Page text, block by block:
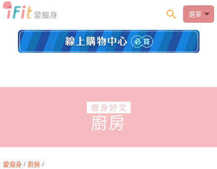
選單
瘦身好文
廚房
愛瘦身 / 廚房 /